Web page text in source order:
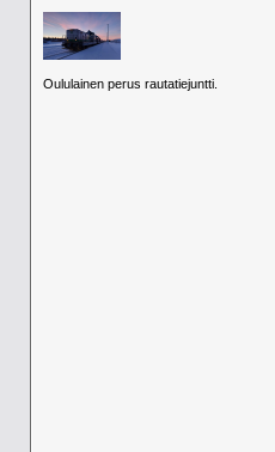
Oululainen perus rautatiejuntti.